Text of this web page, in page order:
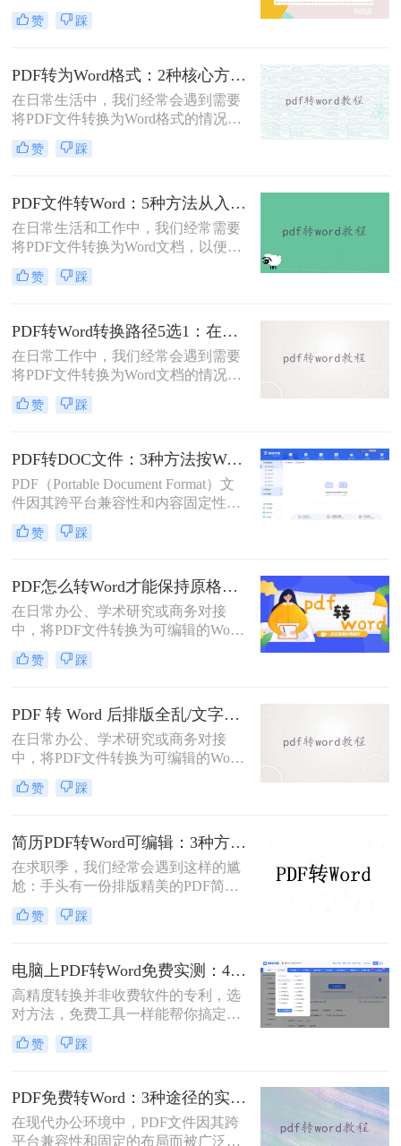
求。PDF格式的文件如何转Word一直
是困扰许多用户的难题。无论是需要
调整报告格式，掌握高效的PDF转
Word技巧都至关重要。本文将为您详
细介绍几种经过实践验证的有效方
法，帮助您快速解决格式转换问题。
赞 踩
PDF转为Word格式：2种核心方法的适用场景和操作差异！
在日常生活中，我们经常会遇到需要
将PDF文件转换为Word格式的情况，
以便于编辑和修改文件内容。那么如
何将pdf转为word格式呢？本文将介绍
赞 踩
PDF文件转Word：5种方法从入门到避坑的实操指南！
在日常生活和工作中，我们经常需要
将PDF文件转换为Word文档，以便于
编辑和修改。那么怎么把pdf文件转换
成word呢？本文将详细介绍几种将
助大家轻松应对这一需求。
赞 踩
PDF转Word转换路径5选1：在线、软件、手机端各场景最优解！
在日常工作中，我们经常会遇到需要
将PDF文件转换为Word文档的情况，
以便对内容进行编辑或修改。那么pdf
转word怎么转呢？本文将介绍五种将
最适合自己的转换方式。
赞 踩
PDF转DOC文件：3种方法按Word版本兼容性选择！
PDF（Portable Document Format）文
件因其跨平台兼容性和内容固定性而
广受欢迎，但在某些情况下，我们可
能需要将其转换为DOC（Microsoft
那么pdf文件怎么转换成doc文件呢？
本文将介绍三种将PDF文件转换成
DOC文件的方法。
赞 踩
PDF怎么转Word才能保持原格式不变/版式不乱？3种专业有效方法全解析！
在日常办公、学术研究或商务对接
中，将PDF文件转换为可编辑的Word
文档是极高频的需求。但最令人头疼
的往往不是转换本身，而是转换后出
等“惨剧”。因此，很多人都在苦苦寻
找“PDF怎么转Word才能保持原格式
不变/版式不乱”的完美方案。
赞 踩
PDF 转 Word 后排版全乱/文字错位/串行/乱跑怎么办？3种高保真转换方法全解析
在日常办公、学术研究或商务对接
中，将PDF文件转换为可编辑的Word
文档是极高频的需求。但最令人头疼
的往往不是转换本身，而是转换后出
等“惨剧”。面对PDF 转 Word 后排版
全乱/文字错位/串行/乱跑怎么办这一
难题，很多人尝试了各种免费工具却
依然无法解决。
赞 踩
简历PDF转Word可编辑：3种方法保留排版不乱的实测！
在求职季，我们经常会遇到这样的尴
尬：手头有一份排版精美的PDF简
历，但招聘系统只允许上传Word格
式，或者HR希望能直接在简历上修
怎么转word简历的技巧就显得至关重
要。直接复制粘贴不仅会打乱排版，
还可能丢失关键信息。
赞 踩
电脑上PDF转Word免费实测：4个方案的转换效果和注意事项！
高精度转换并非收费软件的专利，选
对方法，免费工具一样能帮你搞定复
杂排版。“免费的工具转换效果肯定
很差吧？”这是我作为办公软件测评
处理pdf转word时，往往陷入“收费软
件太贵，免费工具怕坑”的两难境
地。那么电脑上怎么把pdf转成word免
赞 踩
PDF免费转Word：3种途径的实际费用、限制和效果对比！
在现代办公环境中，PDF文件因其跨
平台兼容性和固定的布局而被广泛使